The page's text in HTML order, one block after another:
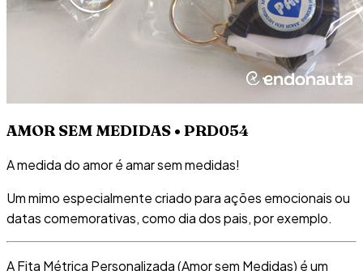
AMOR SEM MEDIDAS • PRD054
A medida do amor é amar sem medidas!
Um mimo especialmente criado para ações emocionais ou
datas comemorativas, como dia dos pais, por exemplo.
A Fita Métrica Personalizada (Amor sem Medidas) é um